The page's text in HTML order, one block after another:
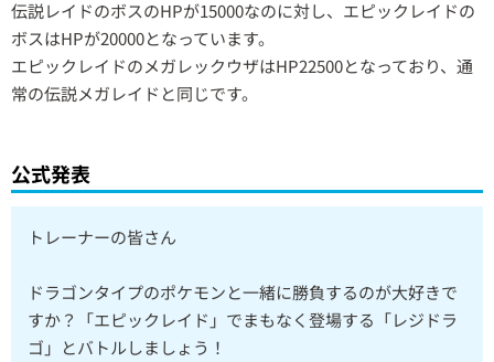
伝説レイドのボスのHPが15000なのに対し、エピックレイドの
ボスはHPが20000となっています。
エピックレイドのメガレックウザはHP22500となっており、通
常の伝説メガレイドと同じです。
公式発表
トレーナーの皆さん
ドラゴンタイプのポケモンと一緒に勝負するのが大好きで
すか？「エピックレイド」でまもなく登場する「レジドラ
ゴ」とバトルしましょう！